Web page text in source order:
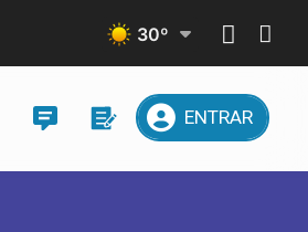
30º
ENTRAR